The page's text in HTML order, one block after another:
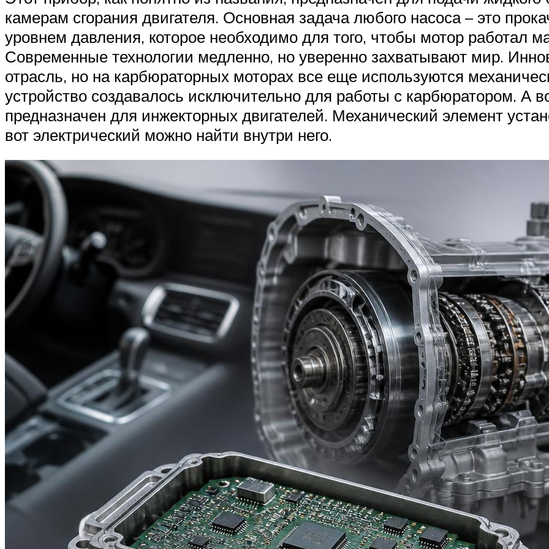
камерам сгорания двигателя. Основная задача любого насоса – это
уровнем давления, которое необходимо для того, чтобы мотор работал
Современные технологии медленно, но уверенно захватывают мир.
отрасль, но на карбюраторных моторах все еще используются
устройство создавалось исключительно для работы с карбюратором. А
предназначен для инжекторных двигателей. Механический элемент
вот электрический можно найти внутри него.